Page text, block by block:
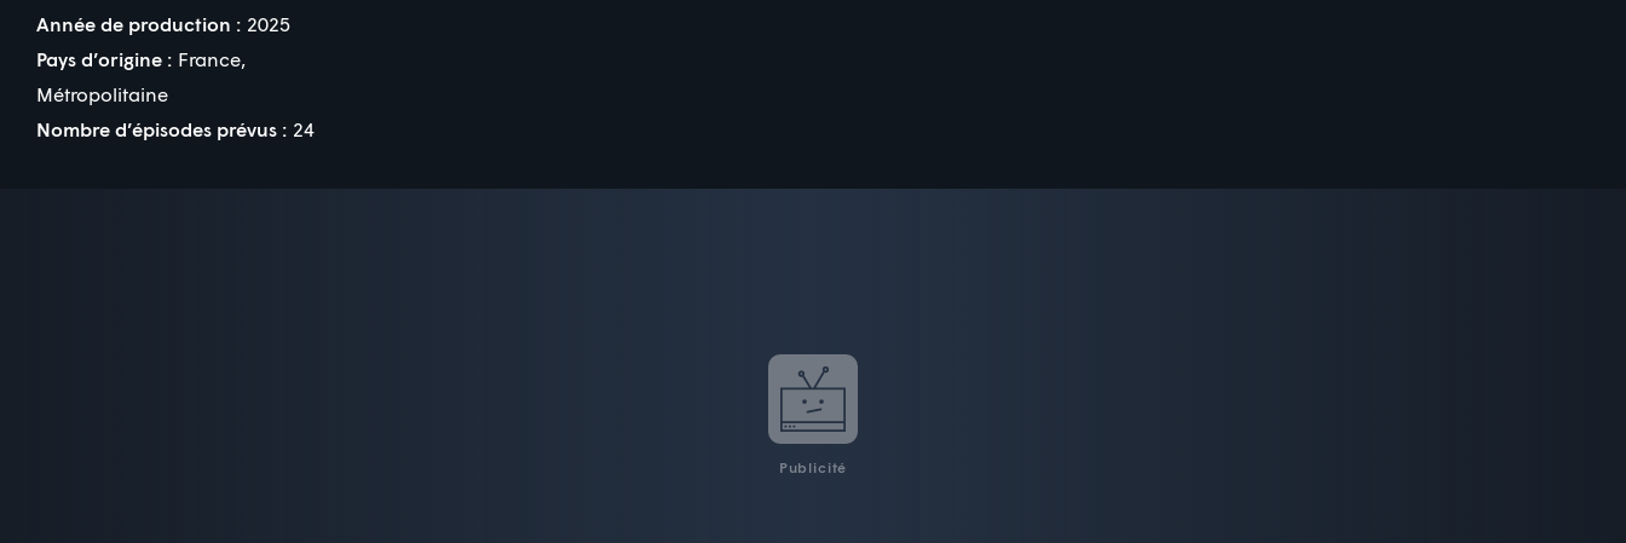
Année de production : 2025
Pays d’origine : France,
Métropolitaine
Nombre d’épisodes prévus : 24
Publicité